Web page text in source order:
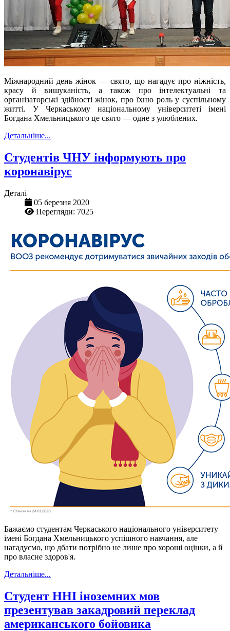
Міжнародний день жінок — свято, що нагадує про ніжність,
красу й вишуканість, а також про інтелектуальні та
організаторські здібності жінок, про їхню роль у суспільному
житті. У Черкаському національному університеті імені
Богдана Хмельницького це свято — одне з улюблених.
Детальніше...
Студентів ЧНУ інформують про
коронавірус
Деталі
05 березня 2020
Перегляди: 7025
Бажаємо студентам Черкаського національного університету
імені Богдана Хмельницького успішного навчання, але
нагадуємо, що дбати потрібно не лише про хороші оцінки, а й
про власне здоров'я.
Детальніше...
Студент ННІ іноземних мов
презентував закадровий переклад
американського бойовика